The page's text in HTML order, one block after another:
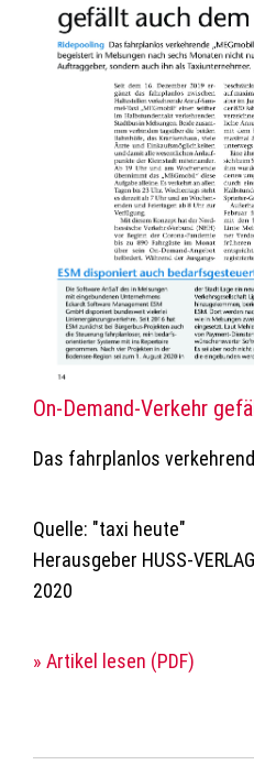
On-Demand-Verkehr
Das fahrplanlos
Quelle: "taxi heute"
Herausgeber HUSS-
2020
» Artikel lesen (PDF)